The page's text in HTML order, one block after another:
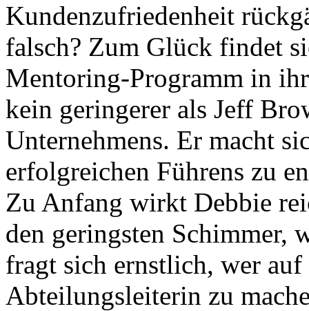
Kundenzufriedenheit
falsch? Zum Glück findet
Mentoring-Programm in
kein geringerer als Jeff
Unternehmens. Er macht
erfolgreichen Führens zu
Zu Anfang wirkt Debbie
den geringsten Schimmer,
fragt sich ernstlich, wer
Abteilungsleiterin zu